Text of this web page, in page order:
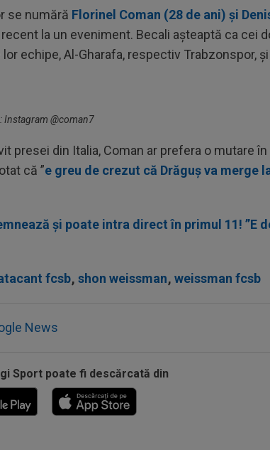
se numără Florinel Coman (28 de ani) și
la un eveniment. Becali așteaptă ca cei
echipe, Al-Gharafa, respectiv Trabzonspor, și
Instagram @coman7
presei din Italia, Coman ar prefera o mutare în
că ”e greu de crezut că Drăguș va merge
și poate intra direct în primul 11! ”E
fcsb, shon weissman, weissman fcsb
News
Sport poate fi descărcată din